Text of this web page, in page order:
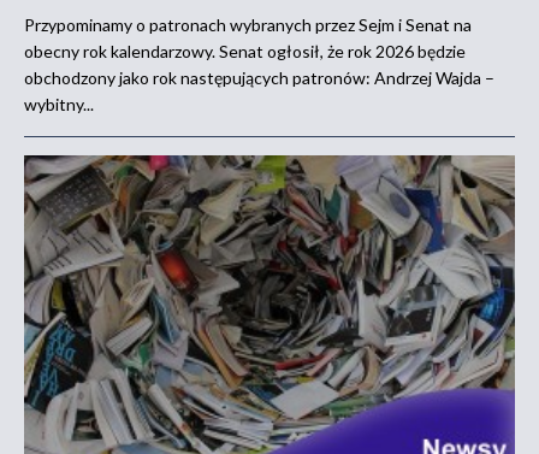
Przypominamy o patronach wybranych przez Sejm i Senat na
obecny rok kalendarzowy. Senat ogłosił, że rok 2026 będzie
obchodzony jako rok następujących patronów: Andrzej Wajda –
wybitny...